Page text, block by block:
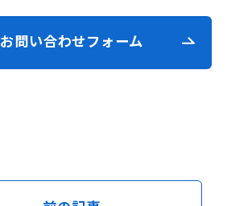
お問い合わせフォーム